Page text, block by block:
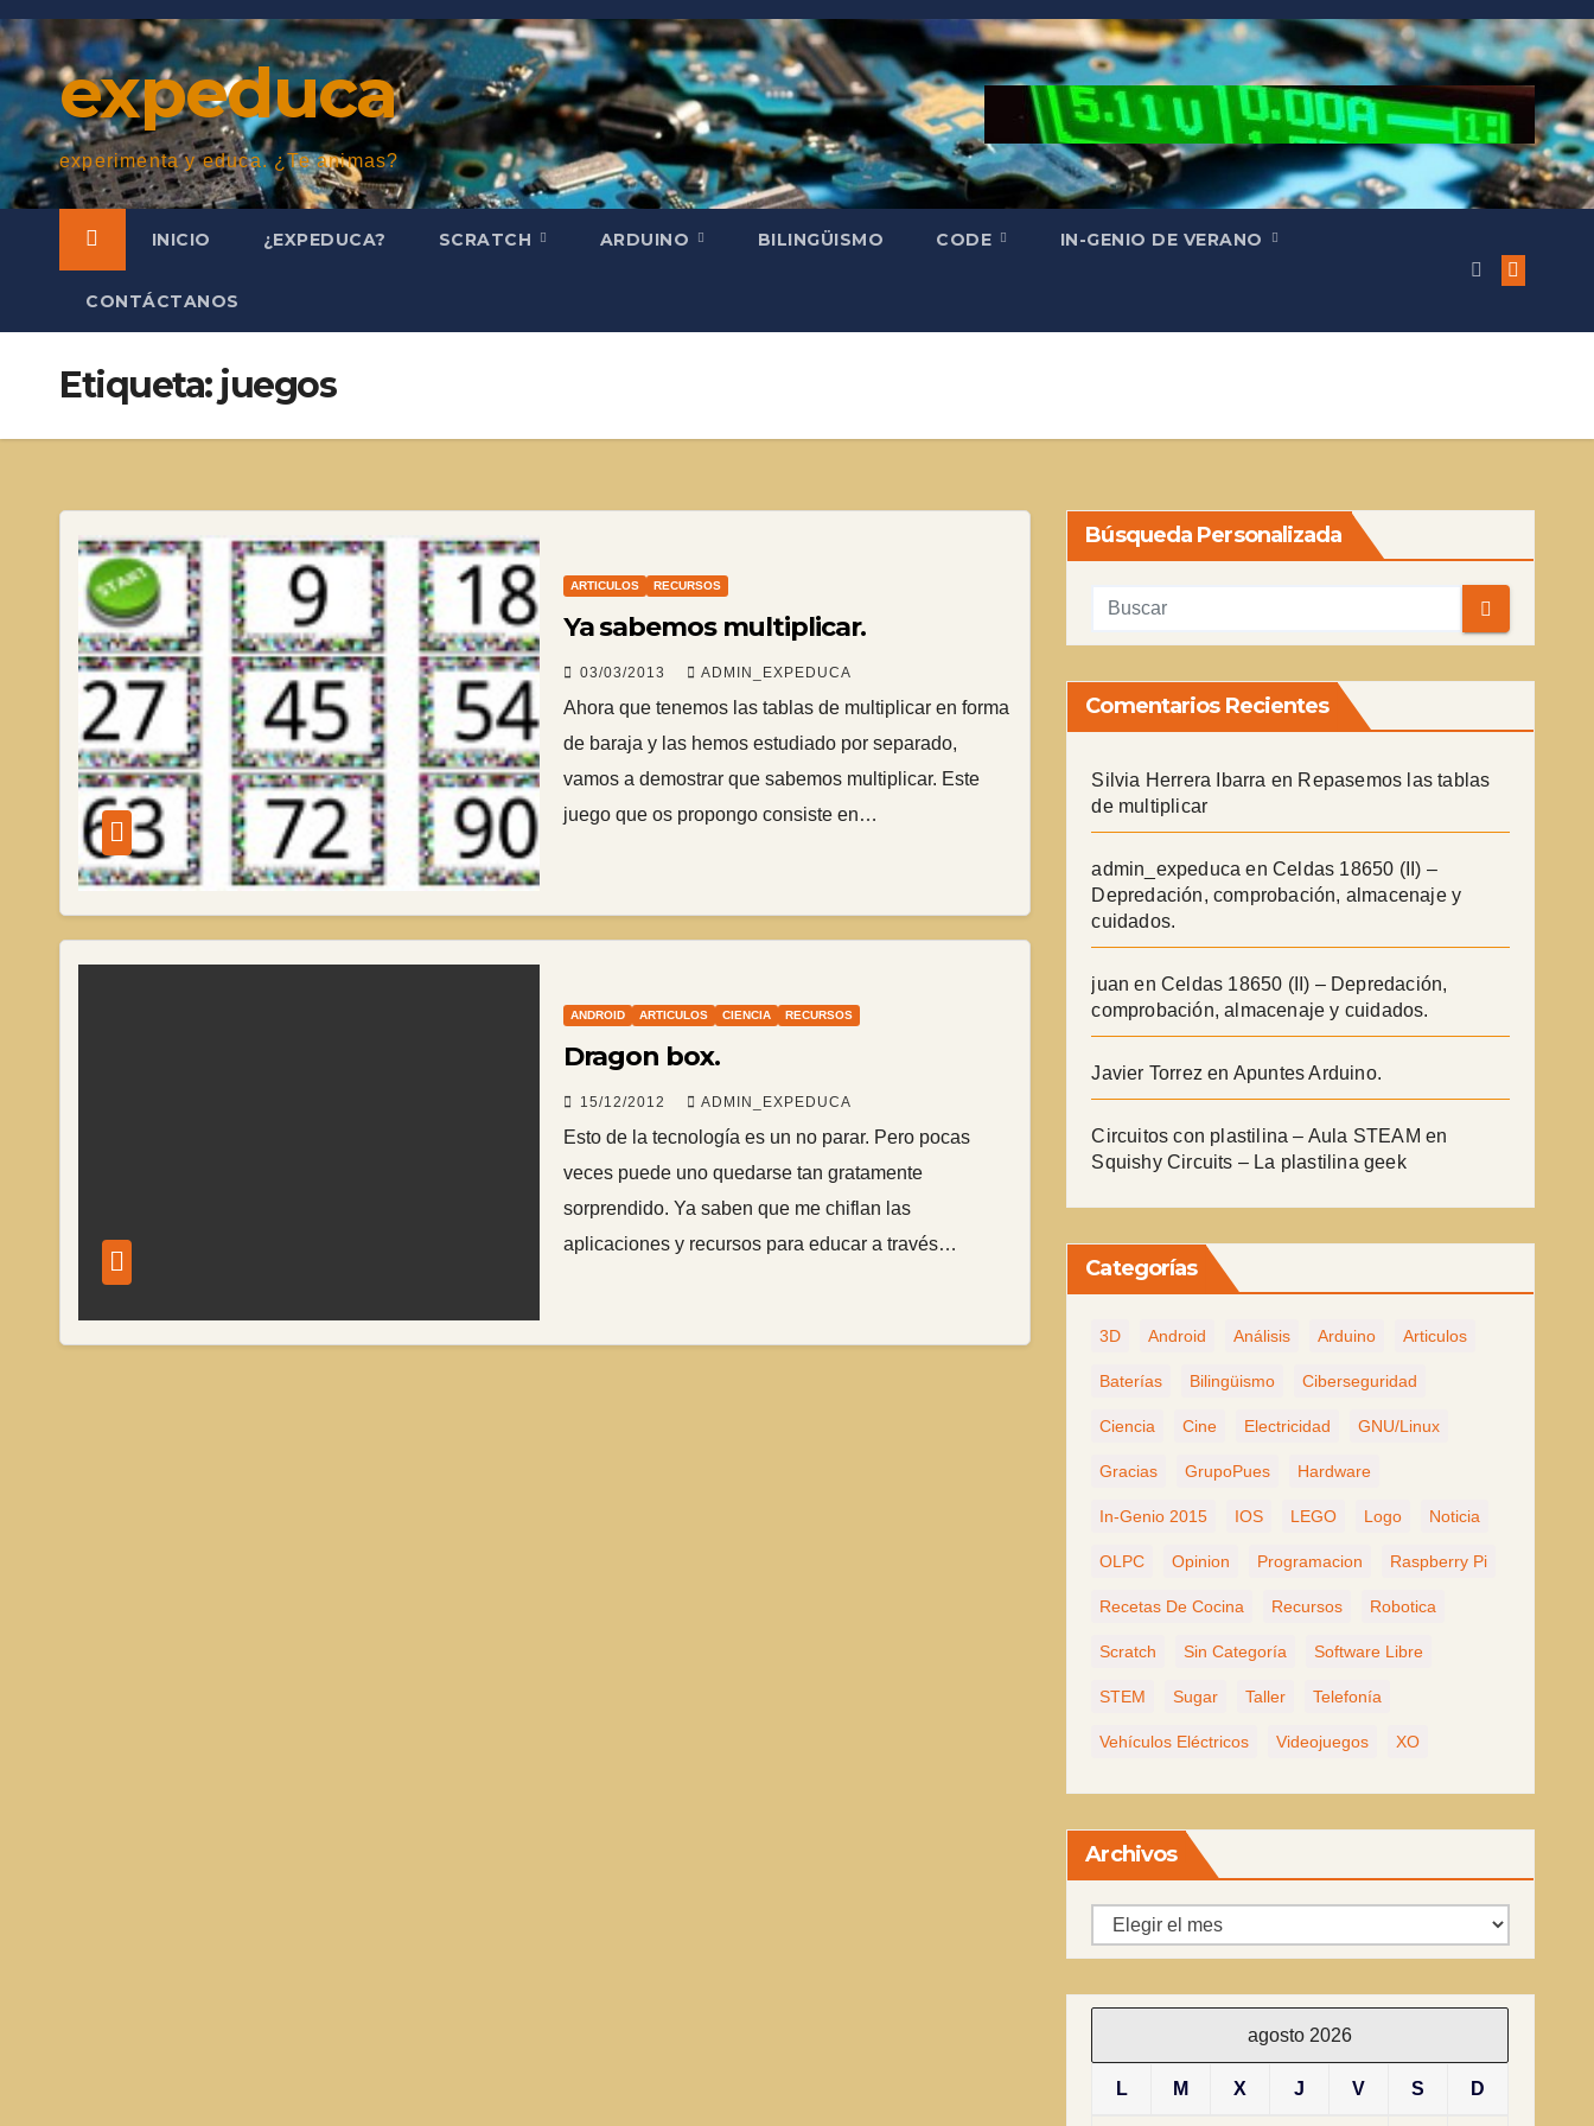
Saltar
al
contenidoexpeduca
experimenta y educa. ¿Te animas?
INICIO ¿EXPEDUCA? SCRATCH ARDUINO BILINGÜISMO CODE IN-GENIO DE VERANO
CONTÁCTANOS
Etiqueta: juegos
ARTICULOS RECURSOS
Ya sabemos multiplicar.
03/03/2013 ADMIN_EXPEDUCA
Ahora que tenemos las tablas de multiplicar en forma
de baraja y las hemos estudiado por separado,
vamos a demostrar que sabemos multiplicar. Este
juego que os propongo consiste en…
ANDROID ARTICULOS CIENCIA RECURSOS
Dragon box.
15/12/2012 ADMIN_EXPEDUCA
Esto de la tecnología es un no parar. Pero pocas
veces puede uno quedarse tan gratamente
sorprendido. Ya saben que me chiflan las
aplicaciones y recursos para educar a través…
Búsqueda Personalizada
Comentarios Recientes
Silvia Herrera Ibarra en Repasemos las tablas
de multiplicar
admin_expeduca en Celdas 18650 (II) –
Depredación, comprobación, almacenaje y
cuidados.
juan en Celdas 18650 (II) – Depredación,
comprobación, almacenaje y cuidados.
Javier Torrez en Apuntes Arduino.
Circuitos con plastilina – Aula STEAM en
Squishy Circuits – La plastilina geek
Categorías
3D Android Análisis Arduino Articulos
Baterías Bilingüismo Ciberseguridad
Ciencia Cine Electricidad GNU/Linux
Gracias GrupoPues Hardware
In-Genio 2015 IOS LEGO Logo Noticia
OLPC Opinion Programacion Raspberry Pi
Recetas De Cocina Recursos Robotica
Scratch Sin Categoría Software Libre
STEM Sugar Taller Telefonía
Vehículos Eléctricos Videojuegos XO
Archivos
Archivos
agosto 2026
L M X J V S D